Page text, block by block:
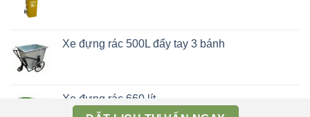
Xe đựng rác 500L đẩy tay 3 bánh
Xe đựng rác 660 lít